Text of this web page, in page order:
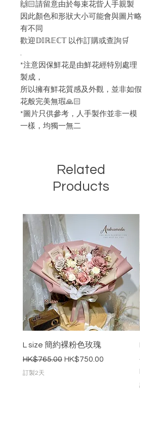
🙌🏻請留意由於每束花㫮人手親製
因此顏色和形狀大小可能會與圖片略
有不同
歡迎𝔻𝕀ℝ𝔼ℂ𝕋 以作訂購或查詢🛒
.
*注意因保鮮花是由鮮花經特別處理
製成，
所以擁有鮮花質感及外觀，並非如假
花般完美無瑕🙏🏻
*圖片只供參考，人手製作並非一模
一樣，均獨一無二
Related
Products
L size 簡約裸粉色玫瑰
一般價格
HK$765.00 促銷價格
HK$750.00
訂製2天
木棉
價格
訂製2天